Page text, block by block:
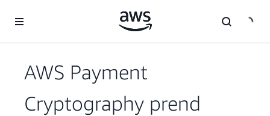
AWS Payment
Cryptography prend